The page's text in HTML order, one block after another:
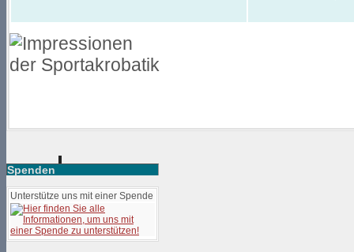
Spenden
Unterstütze uns mit einer Spende